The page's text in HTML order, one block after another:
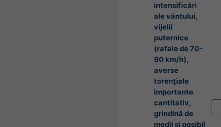
intensificări
ale vântului,
vijelii
puternice
(rafale de 70-
90 km/h),
averse
torențiale
importante
cantitativ,
grindină de
medii și posibil